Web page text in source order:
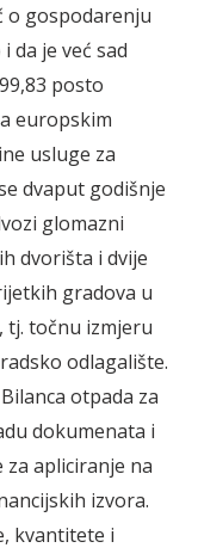
o gospodarenju
da je već sad
posto
europskim
usluge za
dvaput godišnje
glomazni
dvorišta i dvije
gradova u
tj. točnu izmjeru
odlagalište.
otpada za
dokumenata i
apliciranje na
izvora.
kvantitete i